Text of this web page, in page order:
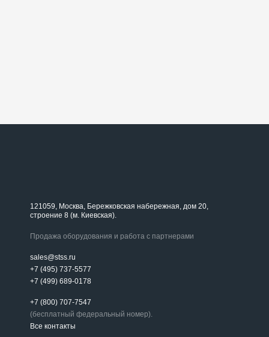
121059, Москва, Бережковская набережная, дом 20,
строение 8 (м. Киевская).
Продажа оборудования и работа с партнерами
sales@stss.ru
+7 (495) 737-5577
+7 (499) 689-0178
+7 (800) 707-7547
(бесплатный федеральный номер).
Все контакты